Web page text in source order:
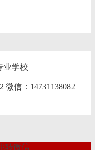
业学校
微信：14731138082
转微信